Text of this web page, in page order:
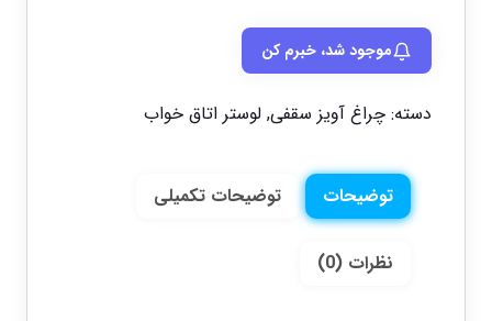
موجود شد، خبرم کن
دسته:چراغ آویز سقفی, لوستر اتاق خواب
توضیحات توضیحات تکمیلی
نظرات (0)